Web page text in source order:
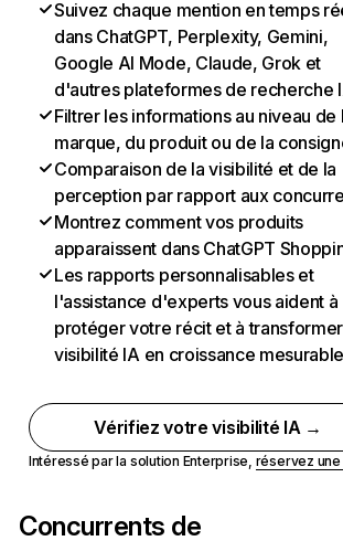
Suivez chaque mention en temps
dans ChatGPT, Perplexity, Gemini,
Google AI Mode, Claude, Grok et
d'autres plateformes de recherche
Filtrer les informations au niveau de
marque, du produit ou de la
Comparaison de la visibilité et de la
perception par rapport aux
Montrez comment vos produits
apparaissent dans ChatGPT
Les rapports personnalisables et
l'assistance d'experts vous aident à
protéger votre récit et à
visibilité IA en croissance
Vérifiez votre visibilité IA →
Intéressé par la solution Enterprise, réservez
Concurrents de